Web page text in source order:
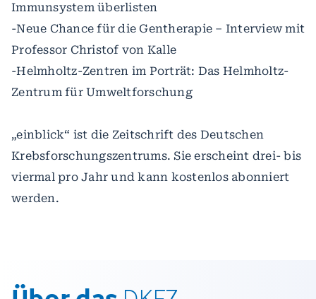
Immunsystem überlisten
-Neue Chance für die Gentherapie – Interview mit
Professor Christof von Kalle
-Helmholtz-Zentren im Porträt: Das Helmholtz-
Zentrum für Umweltforschung
„einblick“ ist die Zeitschrift des Deutschen
Krebsforschungszentrums. Sie erscheint drei- bis
viermal pro Jahr und kann kostenlos abonniert
werden.